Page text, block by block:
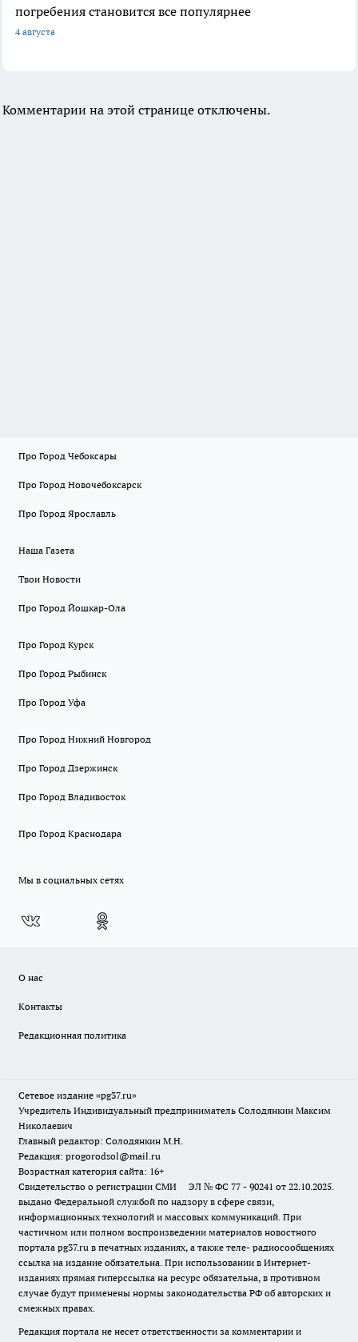
погребения становится все популярнее
4 августа
Комментарии на этой странице отключены.
Про Город Чебоксары
Про Город Новочебоксарск
Про Город Ярославль
Наша Газета
Твои Новости
Про Город Йошкар-Ола
Про Город Курск
Про Город Рыбинск
Про Город Уфа
Про Город Нижний Новгород
Про Город Дзержинск
Про Город Владивосток
Про Город Краснодара
Мы в социальных сетях
О нас
Контакты
Редакционная политика
Сетевое издание «pg37.ru»
Учредитель Индивидуальный предприниматель Солодянкин Максим
Николаевич
Главный редактор: Солодянкин М.Н.
Редакция: progorodsol@mail.ru
Возрастная категория сайта: 16+
Свидетельство о регистрации СМИ ЭЛ № ФС 77 - 90241 от 22.10.2025.
выдано Федеральной службой по надзору в сфере связи,
информационных технологий и массовых коммуникаций. При
частичном или полном воспроизведении материалов новостного
портала pg37.ru в печатных изданиях, а также теле- радиосообщениях
ссылка на издание обязательна. При использовании в Интернет-
изданиях прямая гиперссылка на ресурс обязательна, в противном
случае будут применены нормы законодательства РФ об авторских и
смежных правах.
Редакция портала не несет ответственности за комментарии и